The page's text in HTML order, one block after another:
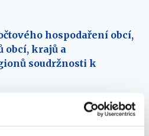
hospodaření obcí,
obcí, krajů a
soudržnosti k
hospodaření obcí,